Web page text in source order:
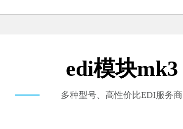
edi模块mk3
多种型号、高性价比EDI服务商